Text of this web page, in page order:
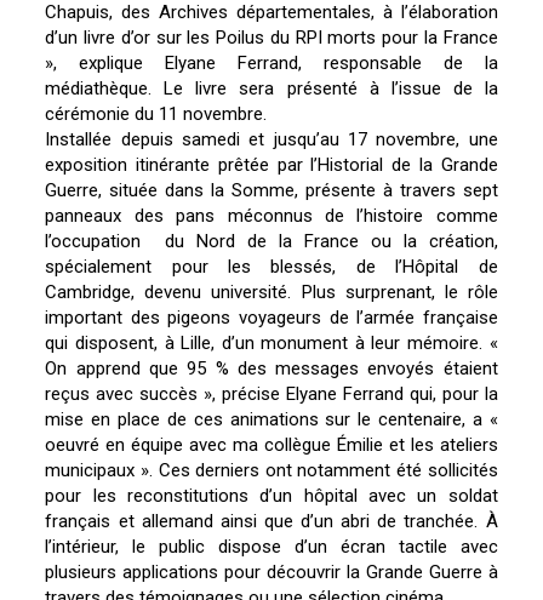
Chapuis, des Archives départementales, à l’élaboration
d’un livre d’or sur les Poilus du RPI morts pour la France
», explique Elyane Ferrand, responsable de la
médiathèque. Le livre sera présenté à l’issue de la
cérémonie du 11 novembre.
Installée depuis samedi et jusqu’au 17 novembre, une
exposition itinérante prêtée par l’Historial de la Grande
Guerre, située dans la Somme, présente à travers sept
panneaux des pans méconnus de l’histoire comme
l’occupation du Nord de la France ou la création,
spécialement pour les blessés, de l’Hôpital de
Cambridge, devenu université. Plus surprenant, le rôle
important des pigeons voyageurs de l’armée française
qui disposent, à Lille, d’un monument à leur mémoire. «
On apprend que 95 % des messages envoyés étaient
reçus avec succès », précise Elyane Ferrand qui, pour la
mise en place de ces animations sur le centenaire, a «
oeuvré en équipe avec ma collègue Émilie et les ateliers
municipaux ». Ces derniers ont notamment été sollicités
pour les reconstitutions d’un hôpital avec un soldat
français et allemand ainsi que d’un abri de tranchée. À
l’intérieur, le public dispose d’un écran tactile avec
plusieurs applications pour découvrir la Grande Guerre à